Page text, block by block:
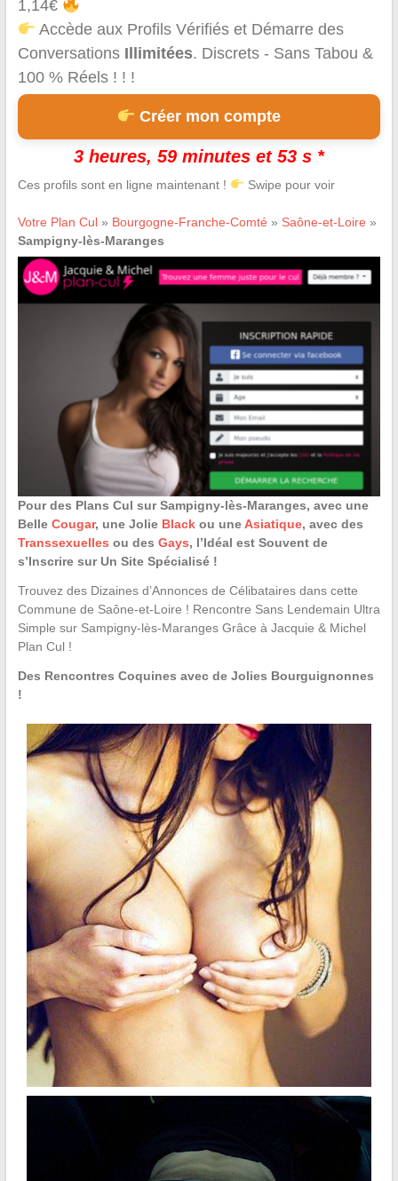
1,14€
Accède aux Profils Vérifiés et Démarre des
Conversations Illimitées. Discrets - Sans Tabou &
100 % Réels ! ! !
Créer mon compte
3 heures, 59 minutes et 52 s *
Ces profils sont en ligne maintenant ! Swipe pour voir
Votre Plan Cul» Bourgogne-Franche-Comté » Saône-et-Loire »
Sampigny-lès-Maranges
Pour des Plans Cul sur Sampigny-lès-Maranges, avec une
Belle Cougar, une Jolie Blackou uneAsiatique, avec des
Transsexuelles ou des Gays, l’Idéal est Souvent de
s’Inscrire sur Un Site Spécialisé !
Trouvez des Dizaines d’Annonces de Célibataires dans cette
Commune de Saône-et-Loire ! Rencontre Sans Lendemain Ultra
Simple sur Sampigny-lès-Maranges Grâce à Jacquie & Michel
Plan Cul !
Des Rencontres Coquines avec de Jolies Bourguignonnes
!